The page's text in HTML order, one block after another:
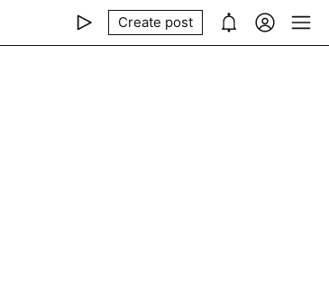
Create post